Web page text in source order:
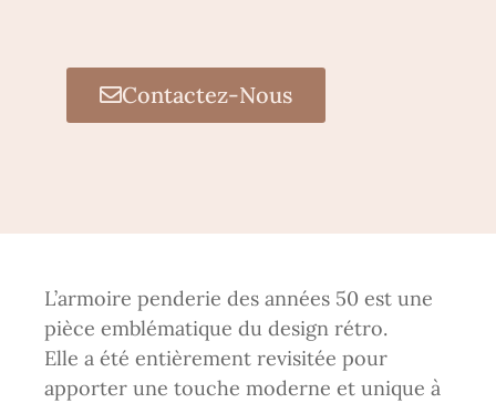
Contactez-Nous
L’armoire penderie des années 50 est une
pièce emblématique du design rétro.
Elle a été entièrement revisitée pour
apporter une touche moderne et unique à